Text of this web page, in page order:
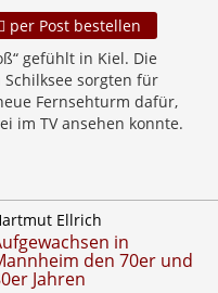
per Post bestellen
gefühlt in Kiel. Die
sorgten für
Fernsehturm dafür,
im TV ansehen konnte.
Ellrich
in
den 70er und
Jahren